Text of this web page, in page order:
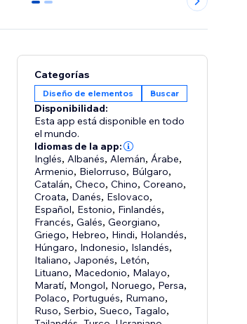
0 1
Categorías
Diseño de elementos Buscar
Disponibilidad:
Esta app está disponible en todo
el mundo.
Idiomas de la app:
Inglés, Albanés, Alemán, Árabe,
Armenio, Bielorruso, Búlgaro,
Catalán,Checo,Chino,Coreano,
Croata, Danés, Eslovaco,
Español, Estonio, Finlandés,
Francés,Galés,Georgiano,
Griego, Hebreo, Hindi, Holandés,
Húngaro, Indonesio, Islandés,
Italiano, Japonés, Letón,
Lituano, Macedonio, Malayo,
Maratí, Mongol, Noruego, Persa,
Polaco, Portugués, Rumano,
Ruso,Serbio,Sueco,Tagalo,